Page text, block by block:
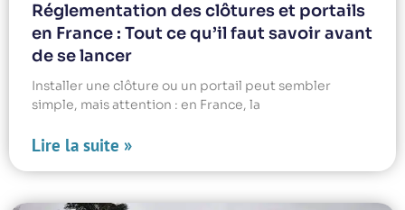
Réglementation des clôtures et portails
en France : Tout ce qu’il faut savoir avant
de se lancer
Installer une clôture ou un portail peut sembler
simple, mais attention : en France, la
Lire la suite »